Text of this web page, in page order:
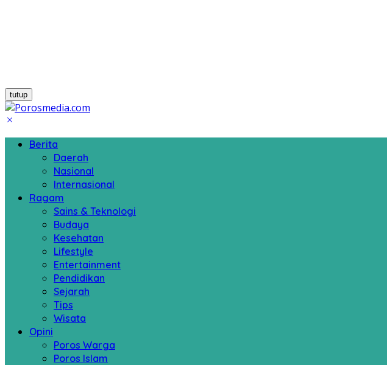
tutup
Berita
Daerah
Nasional
Internasional
Ragam
Sains & Teknologi
Budaya
Kesehatan
Lifestyle
Entertainment
Pendidikan
Sejarah
Tips
Wisata
Opini
Poros Warga
Poros Islam